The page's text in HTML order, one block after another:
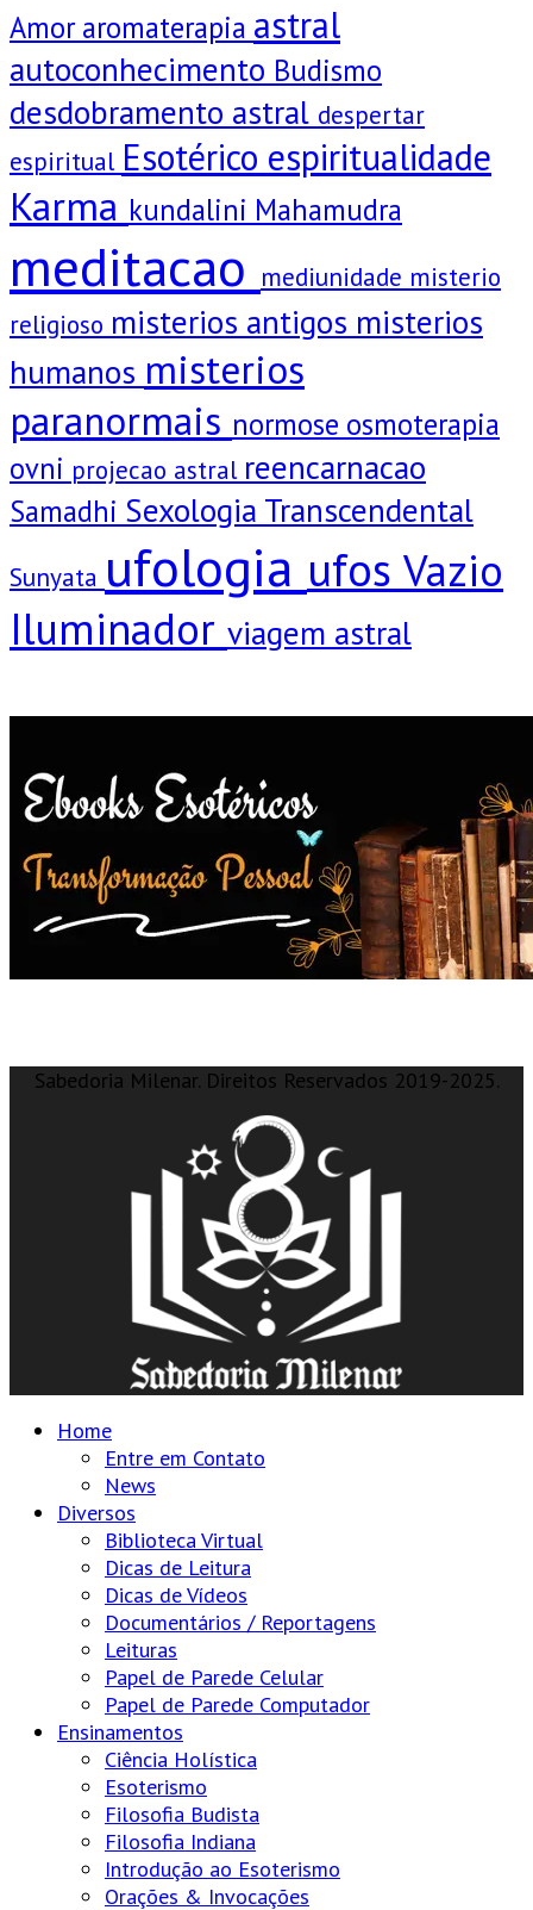
Amoraromaterapia astral
autoconhecimento Budismo
desdobramento astral despertar
espiritual Esotérico espiritualidade
Karma kundalini Mahamudra
meditacao mediunidade misterio
religioso misterios antigos misterios
humanos misterios
paranormais normose osmoterapia
ovni projecao astral reencarnacao
Samadhi Sexologia Transcendental
Sunyata ufologia ufos Vazio
Iluminador viagem astral
Sabedoria Milenar. Direitos Reservados 2019-2025.
Home
Entre em Contato
News
Diversos
Biblioteca Virtual
Dicas de Leitura
Dicas de Vídeos
Documentários / Reportagens
Leituras
Papel de Parede Celular
Papel de Parede Computador
Ensinamentos
Ciência Holística
Esoterismo
Filosofia Budista
Filosofia Indiana
Introdução ao Esoterismo
Orações & Invocações